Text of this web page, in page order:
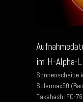
im H-Alpha-
Sonnenscheibe
Solarmax90
Takahashi FC-